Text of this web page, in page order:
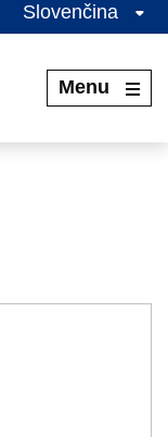
Slovenčina
Menu